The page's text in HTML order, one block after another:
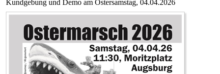
Kundgebung und Demo am Ostersamstag, 04.04.2026